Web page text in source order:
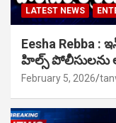
LATEST NEWS
Eesha Rebba
హిల్స్
February 5, 2026